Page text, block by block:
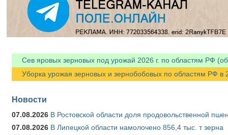
Сев яровых зерновых под урожай 2026 г. по областям РФ
Уборка урожая зерновых и зернобобовых по областям РФ в
Новости
07.08.2026 В Ростовской области доля продовольственной
07.08.2026 В Липецкой области намолочено 856,4 тыс. т зерна